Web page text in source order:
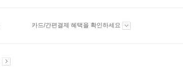
카드/간편결제 혜택을 확인하세요